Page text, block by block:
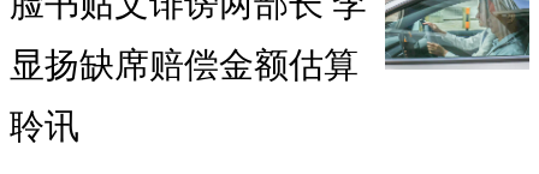
显扬缺席赔偿金额估算
聆讯